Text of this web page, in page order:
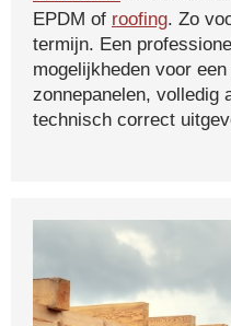
EPDM of roofing. Zo
termijn. Een
mogelijkheden voor
zonnepanelen, volledig
technisch correct